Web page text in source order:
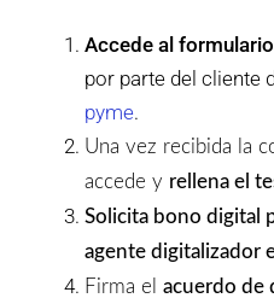
Accede al
por parte del cliente
pyme.
Una vez recibida la
accede y rellena el
Solicita bono digital
agente digitalizador
Firma el acuerdo de